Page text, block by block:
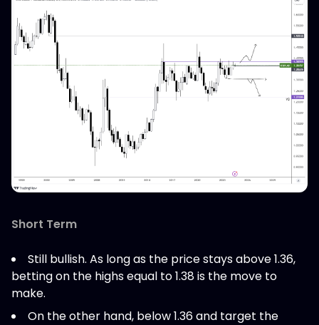
Short Term
Still bullish. As long as the price stays above 1.36,
betting on the highs equal to 1.38 is the move to
make.
On the other hand, below 1.36 and target the